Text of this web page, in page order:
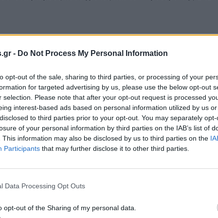
- Do Not Process My Personal Information
opt-out of the sale, sharing to third parties, or processing of your
for targeted advertising by us, please use the below opt-out
selection. Please note that after your opt-out request is processed
interest-based ads based on personal information utilized by us
to third parties prior to your opt-out. You may separately
of your personal information by third parties on the IAB’s list of
This information may also be disclosed by us to third parties on the
Participants that may further disclose it to other third parties.
Data Processing Opt Outs
opt-out of the Sharing of my personal data.
πραγματοποίησε την Κυριακή 28 Ιουνίου σειρά
του νομού Πέλλας. Βασικό θέμα συζήτησης
ενός προϊόντος εξαιρετικά σημαντικού για την
τους Αγροτικούς Συνεταιρισμούς Προφήτη Ηλία,
με το επιτραπέζιο ροδάκινο γιατί για μια
αρχή που έγινε με τις πρώιμες ποικιλίες δεν
να καταρρέουν και για τα χνουδωτά να είναι 30
οι αγρότες επεσήμαναν στην κ. Τζάκρη τα
των εργασιών (αραιώματα) και κατά την έναρξη της
εργατών γης. Έτσι έρχεται η πραγματικότητα να
περιόδου για την καλή εικόνα της αγοράς στα